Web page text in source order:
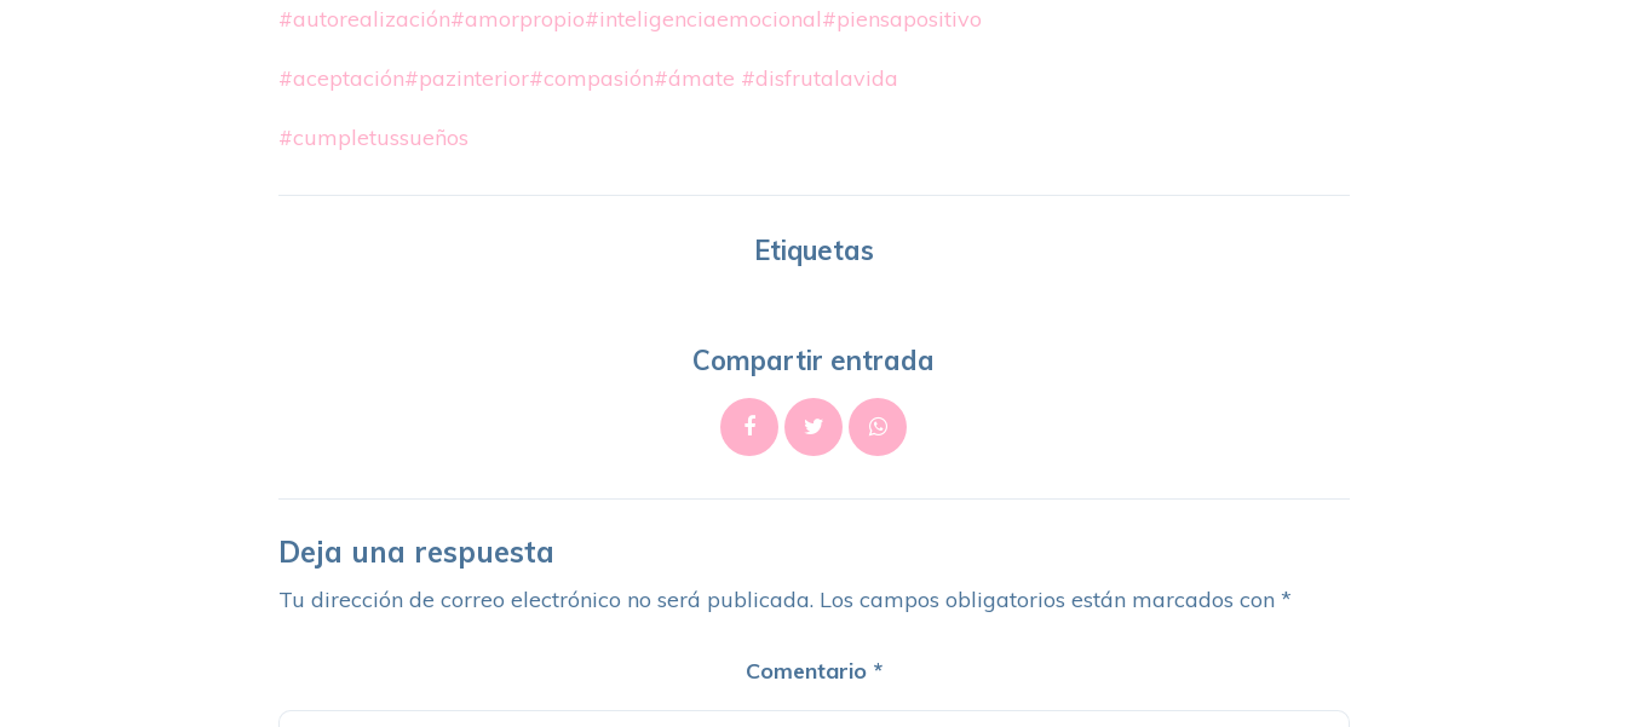
#autorealización#amorpropio#inteligenciaemocional#piensapositivo
#aceptación#pazinterior#compasión#ámate #disfrutalavida
#cumpletussueños
Etiquetas
Compartir entrada
Deja una respuesta
Tu dirección de correo electrónico no será publicada. Los campos obligatorios están marcados con *
Comentario *